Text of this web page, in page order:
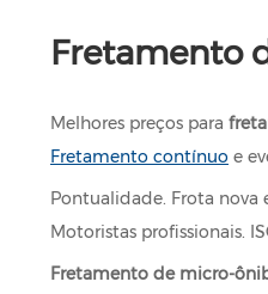
Fretamento
Melhores preços para
Fretamento contínuo e
Pontualidade. Frota nova
Motoristas profissionais.
Fretamento de micro-